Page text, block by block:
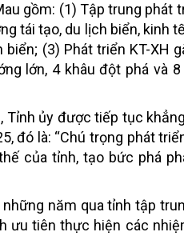
gồm: (1) Tập trung phát
tái tạo, du lịch biển, kinh
(3) Phát triển KT-XH
lớn, 4 khâu đột phá và
Tỉnh ủy được tiếp tục
đó là: “Chú trọng phát
của tỉnh, tạo bức phá
năm qua tỉnh tập
ưu tiên thực hiện các